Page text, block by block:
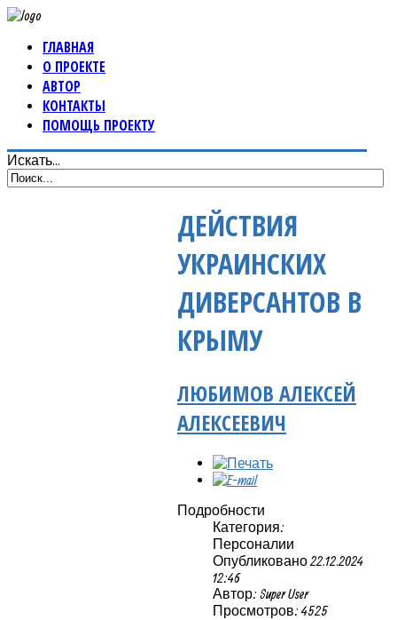
ГЛАВНАЯ
О ПРОЕКТЕ
АВТОР
КОНТАКТЫ
ПОМОЩЬ ПРОЕКТУ
Искать...
ДЕЙСТВИЯ
УКРАИНСКИХ
ДИВЕРСАНТОВ В
КРЫМУ
ЛЮБИМОВ АЛЕКСЕЙ
АЛЕКСЕЕВИЧ
Подробности
Категория:
Персоналии
Опубликовано 22.12.2024
12:46
Автор: Super User
Просмотров: 4525